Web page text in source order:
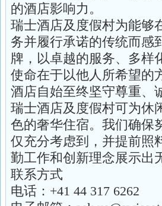
的酒店影响力。
瑞士酒店及度假村为能够
务并履行承诺的传统而感
牌，以卓越的服务、多样
使命在于以他人所希望的
酒店自始至终坚守尊重、
瑞士酒店及度假村可为休
色的奢华住宿。我们确保
仅充分考虑到，并提前照
勤工作和创新理念展示出
联系方式
电话：+41 44 317 6262